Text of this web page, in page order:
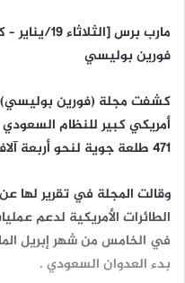
فورين بوليسي
كشفت مجلة (فورين بوليسي)
أمريكي كبير للنظام
471 طلعة جویة لنحو أربعة آلاف ساعة.
وقالت المجلة في تقرير لها
الطائرات الأمريكية لدعم
في الخامس من شهر إبريل
بدء العدوان السعودي .